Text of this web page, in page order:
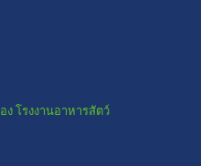
โรงงานอาหารสัตว์